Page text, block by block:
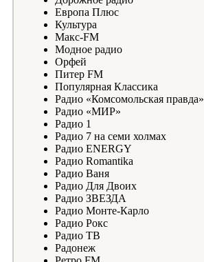
Европа Плюс
Культура
Макс-FM
Модное радио
Орфей
Питер FM
Популярная Классика
Радио «Комсомольская правда»
Радио «МИР»
Радио 1
Радио 7 на семи холмах
Радио ENERGY
Радио Romantika
Радио Ваня
Радио Для Двоих
Радио ЗВЕЗДА
Радио Монте-Карло
Радио Рокс
Радио ТВ
Радонеж